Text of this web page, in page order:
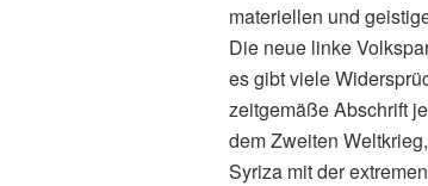
materiellen und
Die neue linke
es gibt viele
zeitgemäße Abschrift
dem Zweiten
Syriza mit der